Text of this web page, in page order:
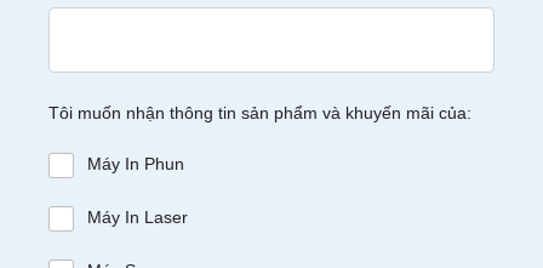
Tôi muốn nhận thông tin sản phẩm và khuyến mãi của:
Máy In Phun
Máy In Laser